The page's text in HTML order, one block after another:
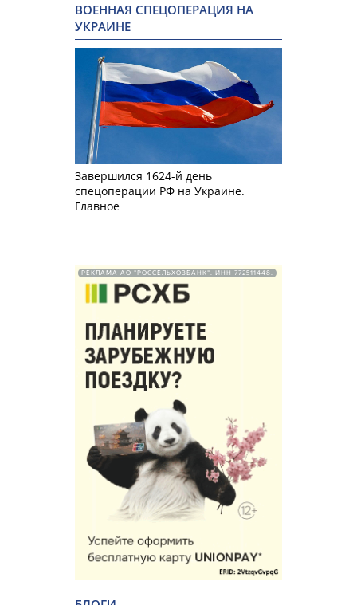
ВОЕННАЯ СПЕЦОПЕРАЦИЯ НА
УКРАИНЕ
Завершился 1624-й день
спецоперации РФ на Украине.
Главное
РЕКЛАМА АО "РОССЕЛЬХОЗБАНК". ИНН 772511448.